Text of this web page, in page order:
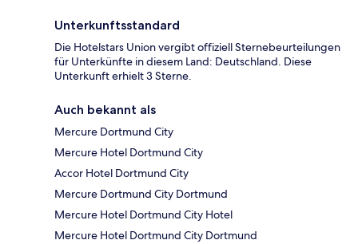
Unterkunftsstandard
Die Hotelstars Union vergibt offiziell Sternebeurteilungen
für Unterkünfte in diesem Land: Deutschland. Diese
Unterkunft erhielt 3 Sterne.
Auch bekannt als
Mercure Dortmund City
Mercure Hotel Dortmund City
Accor Hotel Dortmund City
Mercure Dortmund City Dortmund
Mercure Hotel Dortmund City Hotel
Mercure Hotel Dortmund City Dortmund